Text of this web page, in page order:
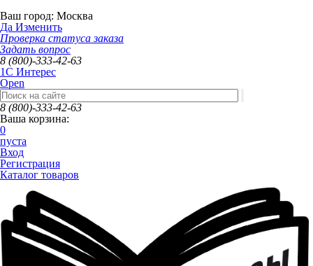
Ваш город: Москва
Да Изменить
Проверка статуса заказа
Задать вопрос
8 (800)-333-42-63
1C Интерес
Open
8 (800)-333-42-63
Ваша корзина:
0
пуста
Вход
Регистрация
Каталог товаров